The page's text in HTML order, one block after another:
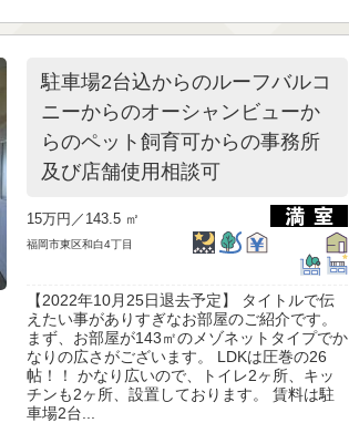
駐車場2台込からのルーフバルコ
ニーからのオーシャンビューか
らのペット飼育可からの事務所
及び店舗使用相談可
15万円／ 143.5 ㎡
福岡市東区和白4丁目
【2022年10月25日退去予定】 タイトルで伝
えたい事がありすぎなお部屋のご紹介です。
まず、お部屋が143㎡のメゾネットタイプでか
なりの広さがございます。 LDKは圧巻の26
帖！！ かなり広いので、トイレ2ヶ所、キッ
チンも2ヶ所、設置しております。 賃料は駐
車場2台...